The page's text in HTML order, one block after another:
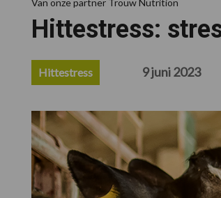
Van onze partner Trouw Nutrition
Hittestress:
Hittestress 9 juni 2023